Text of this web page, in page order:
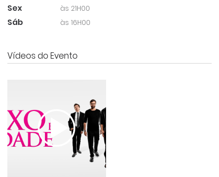
Sex às 21H00
Sáb às 16H00
Vídeos do Evento